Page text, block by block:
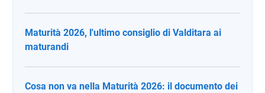
Maturità 2026, l'ultimo consiglio di Valditara ai
maturandi
Cosa non va nella Maturità 2026: il documento dei